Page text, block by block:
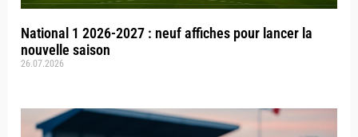
National 1 2026-2027 : neuf affiches pour lancer la
nouvelle saison
26.07.2026